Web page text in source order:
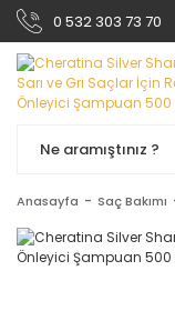
0 532 303 73 70
Anasayfa Saç Bakımı